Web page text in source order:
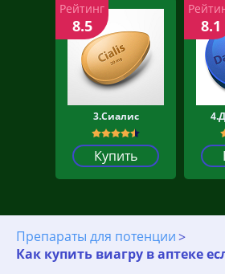
3.Сиалис
Купить
Рейтинг
8.5 8.1
Препараты для потенции
Как купить виагру в аптеке